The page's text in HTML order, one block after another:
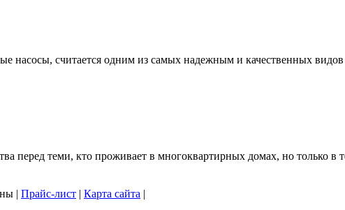
насосы, считается одним из самых надежным и качественных видов
перед теми, кто проживает в многоквартирных домах, но только в
| Прайс-лист | Карта сайта |